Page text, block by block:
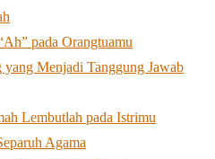
pada Orangtuamu
yang Menjadi Tanggung Jawab
Lembutlah pada Istrimu
Agama